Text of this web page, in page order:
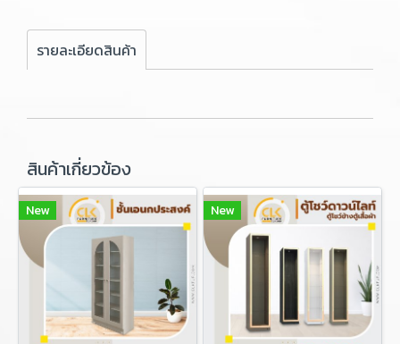
รายละเอียดสินค้า
สินค้าเกี่ยวข้อง
New New